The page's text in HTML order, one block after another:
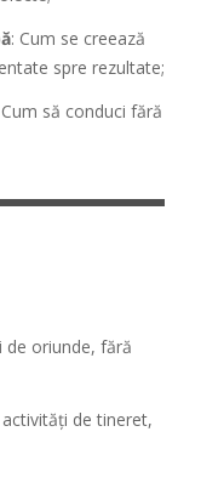
: Cum se creează
spre rezultate;
să conduci fără
de oriunde, fără
de tineret,